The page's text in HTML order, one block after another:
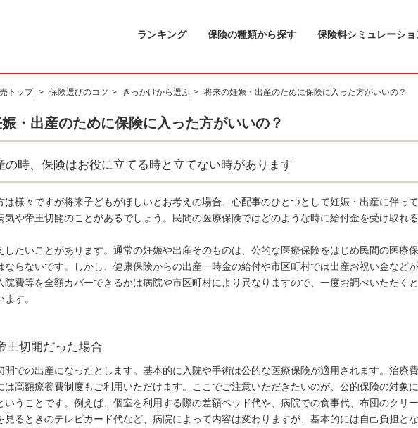
ランキング 保険の種類から探す 保険料シミュレーショ
ランキング
保険の種類から探す
保険料をシミュレーションする
ネットから申し込む
国民年金基金
よくある質問
サイトマップ
お問い合わせ
トップ > 保険選びのコツ > きっかけから選ぶ > 将来の妊娠・出産のために保険に入った方がいいの？
・出産のために保険に入った方がいいの？
の時、保険はお役に立てる時と立てない時があります
は様々ですが将来子どもがほしいとお考えの場合、心配事のひとつとして妊娠・出産に伴っ
気や帝王切開のことがあるでしょう。民間の医療保険ではどのような時に給付金を受け取れ
したいことがあります。通常の妊娠や出産そのものは、公的な医療保険をはじめ民間の医療
ならないです。しかし、健康保険からの出産一時金の給付や市区町村では出産お祝い金など
院費等を全額カバーできるかは病院や市区町村により異なりますので、一度お調べいただく
す。
王切開だった場合
開での出産になったとします。基本的に入院や手術は公的な医療保険が適用されます。治療
は高額療養費制度もご利用いただけます。ここでご注意いただきたいのが、公的保険の対象
いうことです。例えば、個室を利用する際の差額ベッド代や、病院での食事代、布団のクリ
見るときのテレビカード代など、病院によって内容は変わりますが、基本的には自己負担と